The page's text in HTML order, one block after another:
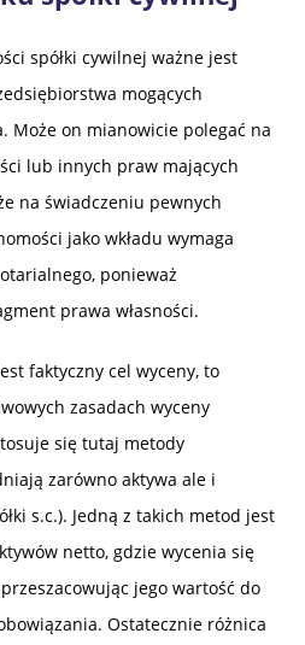
spółki cywilnej ważne jest
mogących
Może on mianowicie polegać na
lub innych praw mających
na świadczeniu pewnych
jako wkładu wymaga
ponieważ
prawa własności.
faktyczny cel wyceny, to
zasadach wyceny
się tutaj metody
zarówno aktywa ale i
s.c.). Jedną z takich metod jest
netto, gdzie wycenia się
jego wartość do
Ostatecznie różnica